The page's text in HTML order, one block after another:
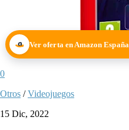
Ver oferta en Amazon España
0
Otros /Videojuegos
15 Dic, 2022